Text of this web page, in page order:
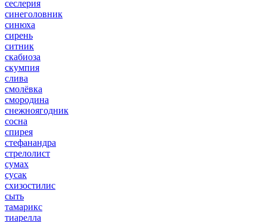
сеслерия
синеголовник
синюха
сирень
ситник
скабиоза
скумпия
слива
смолёвка
смородина
снежноягодник
сосна
спирея
стефанандра
стрелолист
сумах
сусак
схизостилис
сыть
тамарикс
тиарелла